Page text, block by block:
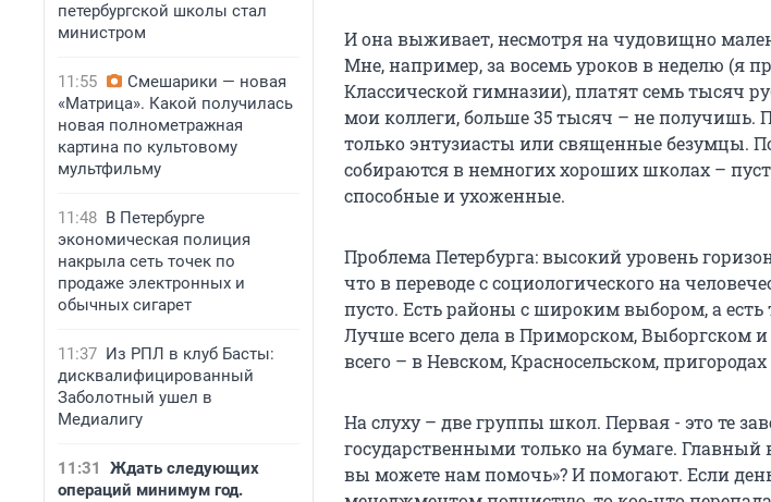
петербургской школы стал
министром
11:55
Смешарики — новая
«Матрица». Какой получилась
новая полнометражная
картина по культовому
мультфильму
11:48 В Петербурге
экономическая полиция
накрыла сеть точек по
продаже электронных и
обычных сигарет
11:37 Из РПЛ в клуб Басты:
дисквалифицированный
Заболотный ушел в
Медиалигу
11:31
Ждать следующих
операций минимум год.
И она выживает, несмотря на чудовищно
Мне, например, за восемь уроков в неделю (я
Классической гимназии), платят семь тысяч
мои коллеги, больше 35 тысяч – не получишь.
только энтузиасты или священные безумцы.
собираются в немногих хороших школах –
способные и ухоженные.
Проблема Петербурга: высокий уровень
что в переводе с социологического на
пусто. Есть районы с широким выбором, а есть
Лучше всего дела в Приморском, Выборгском
всего – в Невском, Красносельском,
На слуху – две группы школ. Первая - это те
государственными только на бумаге. Главный
вы можете нам помочь»? И помогают. Если